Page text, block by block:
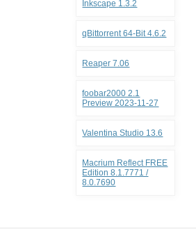
Inkscape 1.3.2
qBittorrent 64-Bit 4.6.2
Reaper 7.06
foobar2000 2.1
Preview 2023-11-27
Valentina Studio 13.6
Macrium Reflect FREE
Edition 8.1.7771 /
8.0.7690